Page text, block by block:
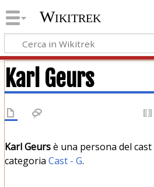
Wikitrek
Karl Geurs
Karl Geursè una persona del
categoria Cast - G.